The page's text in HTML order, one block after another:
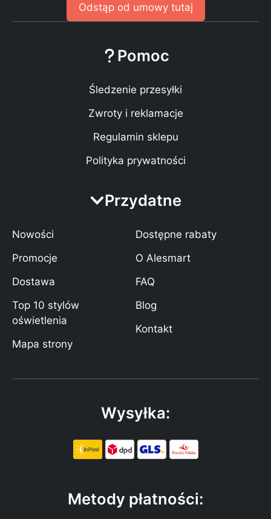
Odstąp od umowy tutaj
Pomoc
Śledzenie przesyłki
Zwroty i reklamacje
Regulamin sklepu
Polityka prywatności
Przydatne
Nowości
Promocje
Dostawa
Top 10 stylów
oświetlenia
Mapa strony
Dostępne rabaty
O Alesmart
FAQ
Blog
Kontakt
Wysyłka:
Metody płatności: